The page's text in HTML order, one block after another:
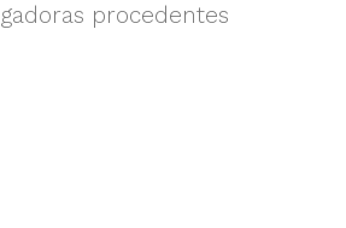
procedentes